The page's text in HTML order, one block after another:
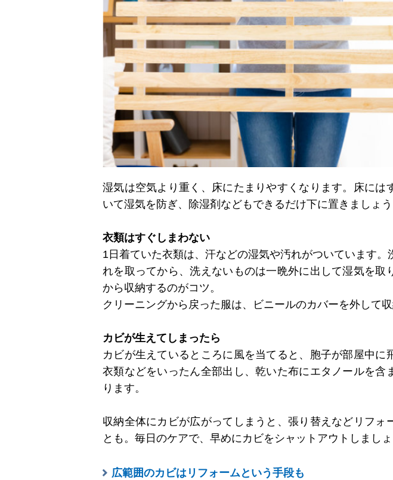
湿気は空気より重く、床にたまりやすくなります。床には
いて湿気を防ぎ、除湿剤などもできるだけ下に置きましょう
衣類はすぐしまわない
1日着ていた衣類は、汗などの湿気や汚れがついています。
れを取ってから、洗えないものは一晩外に出して湿気を取
から収納するのがコツ。
クリーニングから戻った服は、ビニールのカバーを外して収
カビが生えてしまったら
カビが生えているところに風を当てると、胞子が部屋中に
衣類などをいったん全部出し、乾いた布にエタノールを含
ります。
収納全体にカビが広がってしまうと、張り替えなどリフォ
とも。毎日のケアで、早めにカビをシャットアウトしましょ
広範囲のカビはリフォームという手段も